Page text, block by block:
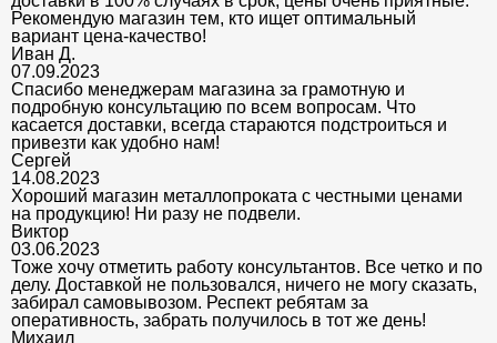
Рекомендую магазин тем, кто ищет оптимальный
вариант цена-качество!
Иван Д.
07.09.2023
Спасибо менеджерам магазина за грамотную и
подробную консультацию по всем вопросам. Что
касается доставки, всегда стараются подстроиться и
привезти как удобно нам!
Сергей
14.08.2023
Хороший магазин металлопроката с честными ценами
на продукцию! Ни разу не подвели.
Виктор
03.06.2023
Тоже хочу отметить работу консультантов. Все четко и по
делу. Доставкой не пользовался, ничего не могу сказать,
забирал самовывозом. Респект ребятам за
оперативность, забрать получилось в тот же день!
Михаил